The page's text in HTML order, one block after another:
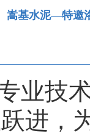
嵩基水泥—特邀
业技
进，